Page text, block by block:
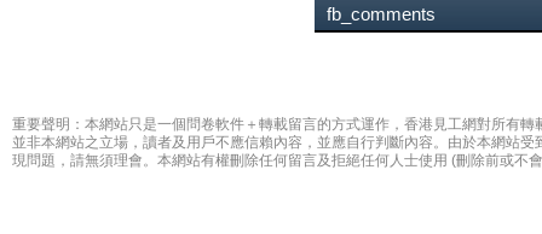
fb_comments
重要聲明：本網站只是一個問卷軟件＋轉載留言的方式運作，香港見工網對所有
並非本網站之立場，讀者及用戶不應信賴內容，並應自行判斷內容。由於本網站
現問題，請無須理會。本網站有權刪除任何留言及拒絕任何人士使用 (刪除前或